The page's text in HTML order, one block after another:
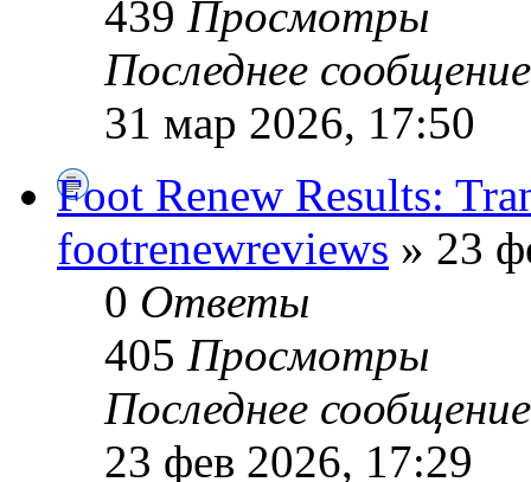
439 Просмотры
Последнее
31 мар 2026, 17:50
Foot Renew Results:
footrenewreviews » 23
0 Ответы
405 Просмотры
Последнее
23 фев 2026, 17:29